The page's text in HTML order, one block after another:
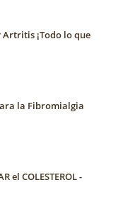
¡Todo lo que
la Fibromialgia
el COLESTEROL -